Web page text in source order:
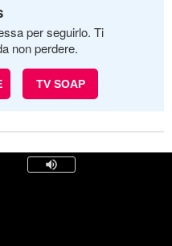
per seguirlo. Ti
non perdere.
TV SOAP